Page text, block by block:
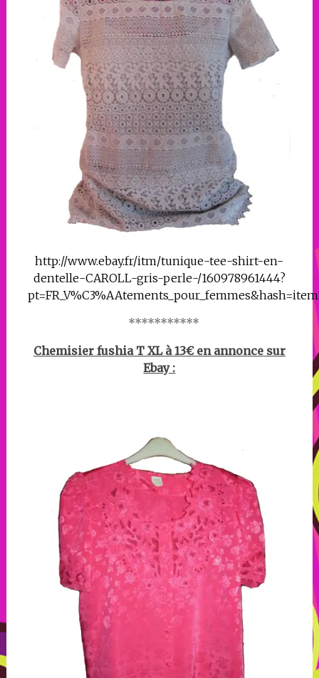
http://www.ebay.fr/itm/tunique-tee-shirt-en-
dentelle-CAROLL-gris-perle-/160978961444?
***********
Chemisier fushia T XL à 13€ en annonce sur
Ebay :